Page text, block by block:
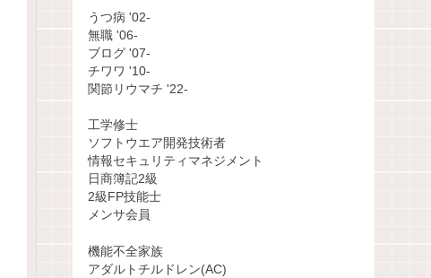
うつ病 '02-
無職 '06-
ブログ '07-
チワワ '10-
関節リウマチ '22-
工学修士
ソフトウエア開発技術者
情報セキュリティマネジメント
日商簿記2級
2級FP技能士
メンサ会員
機能不全家族
アダルトチルドレン(AC)